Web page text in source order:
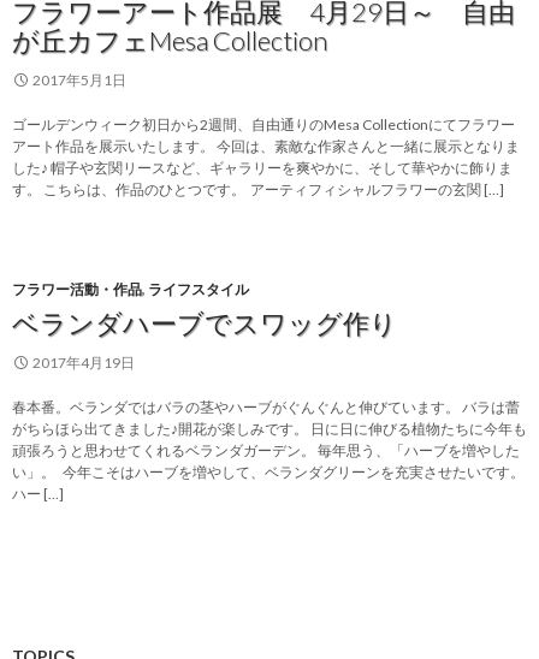
フラワーアート作品展 4月29日～ 自由
が丘カフェMesa Collection
2017年5月1日
ゴールデンウィーク初日から2週間、自由通りのMesa Collectionにてフラワー
アート作品を展示いたします。 今回は、素敵な作家さんと一緒に展示となりま
した♪ 帽子や玄関リースなど、ギャラリーを爽やかに、そして華やかに飾りま
す。 こちらは、作品のひとつです。 アーティフィシャルフラワーの玄関 […]
フラワー活動・作品, ライフスタイル
ベランダハーブでスワッグ作り
2017年4月19日
春本番。ベランダではバラの茎やハーブがぐんぐんと伸びています。 バラは蕾
がちらほら出てきました♪開花が楽しみです。 日に日に伸びる植物たちに今年も
頑張ろうと思わせてくれるベランダガーデン。 毎年思う、「ハーブを増やした
い」。 今年こそはハーブを増やして、ベランダグリーンを充実させたいです。
ハー […]